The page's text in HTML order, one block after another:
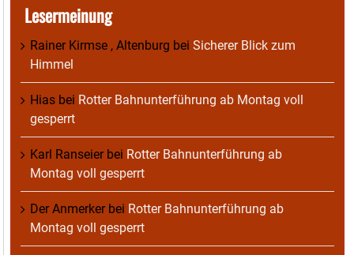
Lesermeinung
Rainer Kirmse , Altenburg bei Sicherer Blick zum
Himmel
Hias bei Rotter Bahnunterführung ab Montag voll
gesperrt
Karl Ranseierbei Rotter Bahnunterführung ab
Montag voll gesperrt
Der Anmerkerbei Rotter Bahnunterführung ab
Montag voll gesperrt